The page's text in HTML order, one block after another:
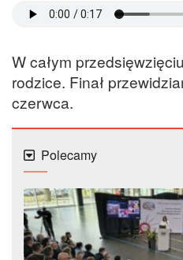
W całym
rodzice. Finał
czerwca.
Polecamy